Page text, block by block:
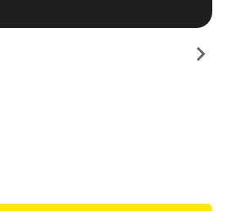
chevron_right